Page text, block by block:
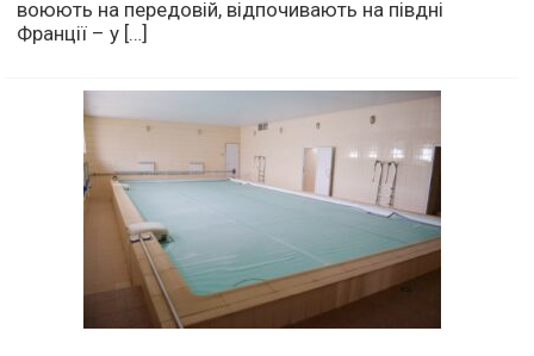
воюють на передовій, відпочивають на півдні
Франції – у […]